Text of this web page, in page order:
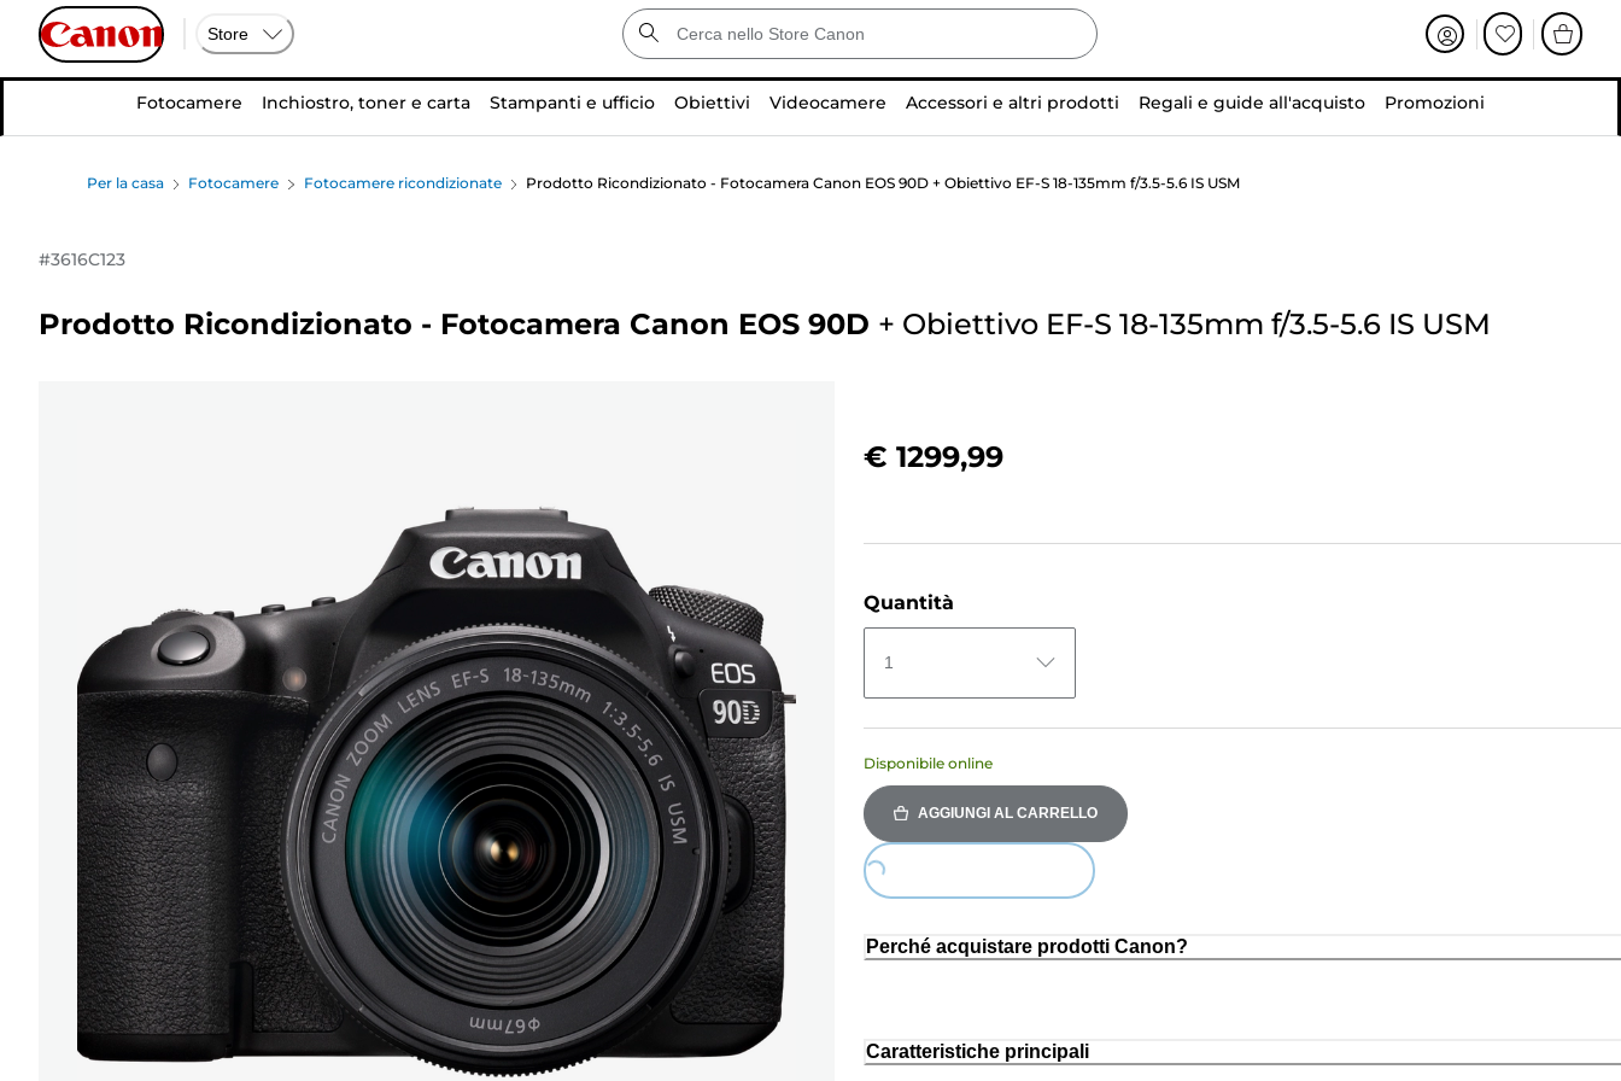
Store
Fotocamere Inchiostro, toner e carta Stampanti e ufficio Obiettivi Videocamere Accessori e altri prodotti Regali e guide all'acquisto Promozioni
Per la casa Fotocamere Fotocamere ricondizionate Prodotto Ricondizionato - Fotocamera Canon EOS 90D + Obiettivo EF-S 18-135mm f/3.5-5.6 IS USM
#3616C123
Prodotto Ricondizionato - Fotocamera Canon EOS 90D + Obiettivo EF-S 18-135mm f/3.5-5.6 IS USM
€ 1299,99
Quantità
1
Disponibile online
AGGIUNGI AL CARRELLO
Loading...
Perché acquistare prodotti Canon?
Caratteristiche principali